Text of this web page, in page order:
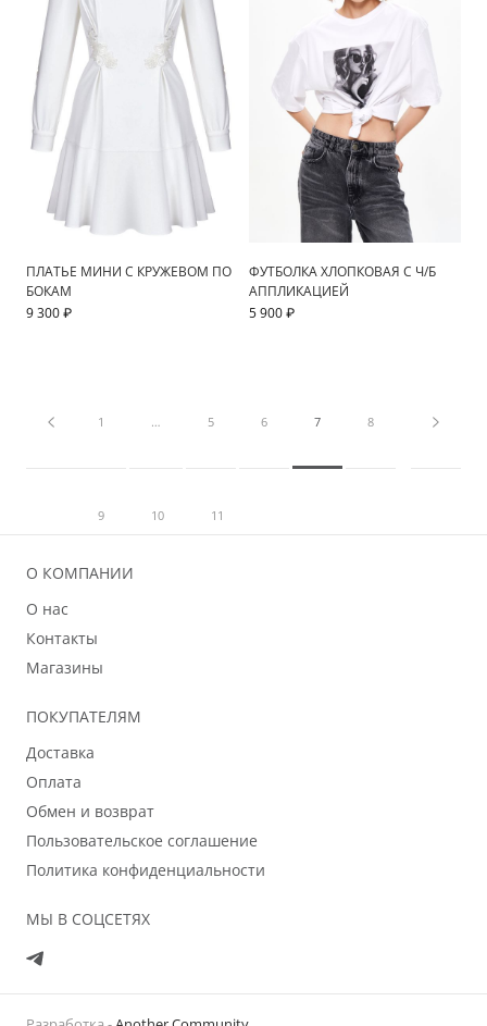
ПЛАТЬЕ МИНИ С КРУЖЕВОМ ПО
БОКАМ
9 300 ₽
ФУТБОЛКА ХЛОПКОВАЯ С Ч/Б
АППЛИКАЦИЕЙ
5 900 ₽
1 … 5 6 7 8
9 10 11
О КОМПАНИИ
О нас
Контакты
Магазины
ПОКУПАТЕЛЯМ
Доставка
Оплата
Обмен и возврат
Пользовательское соглашение
Политика конфиденциальности
МЫ В СОЦСЕТЯХ